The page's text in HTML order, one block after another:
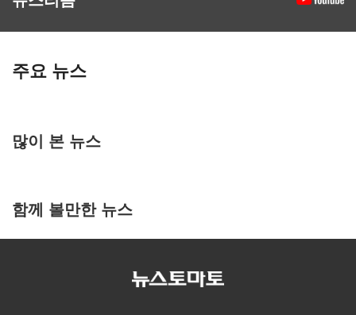
주요 뉴스
많이 본 뉴스
함께 볼만한 뉴스